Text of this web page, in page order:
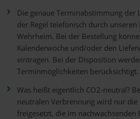
Die genaue Terminabstimmung der
der Regel telefonisch durch
Wehrheim. Bei der Bestellung
Kalenderwoche und/oder den
eintragen. Bei der Disposition
Terminmöglichkeiten berücksichtigt.
Was heißt eigentlich CO2-neutral?
neutralen Verbrennung wird nur die
freigesetzt, die im